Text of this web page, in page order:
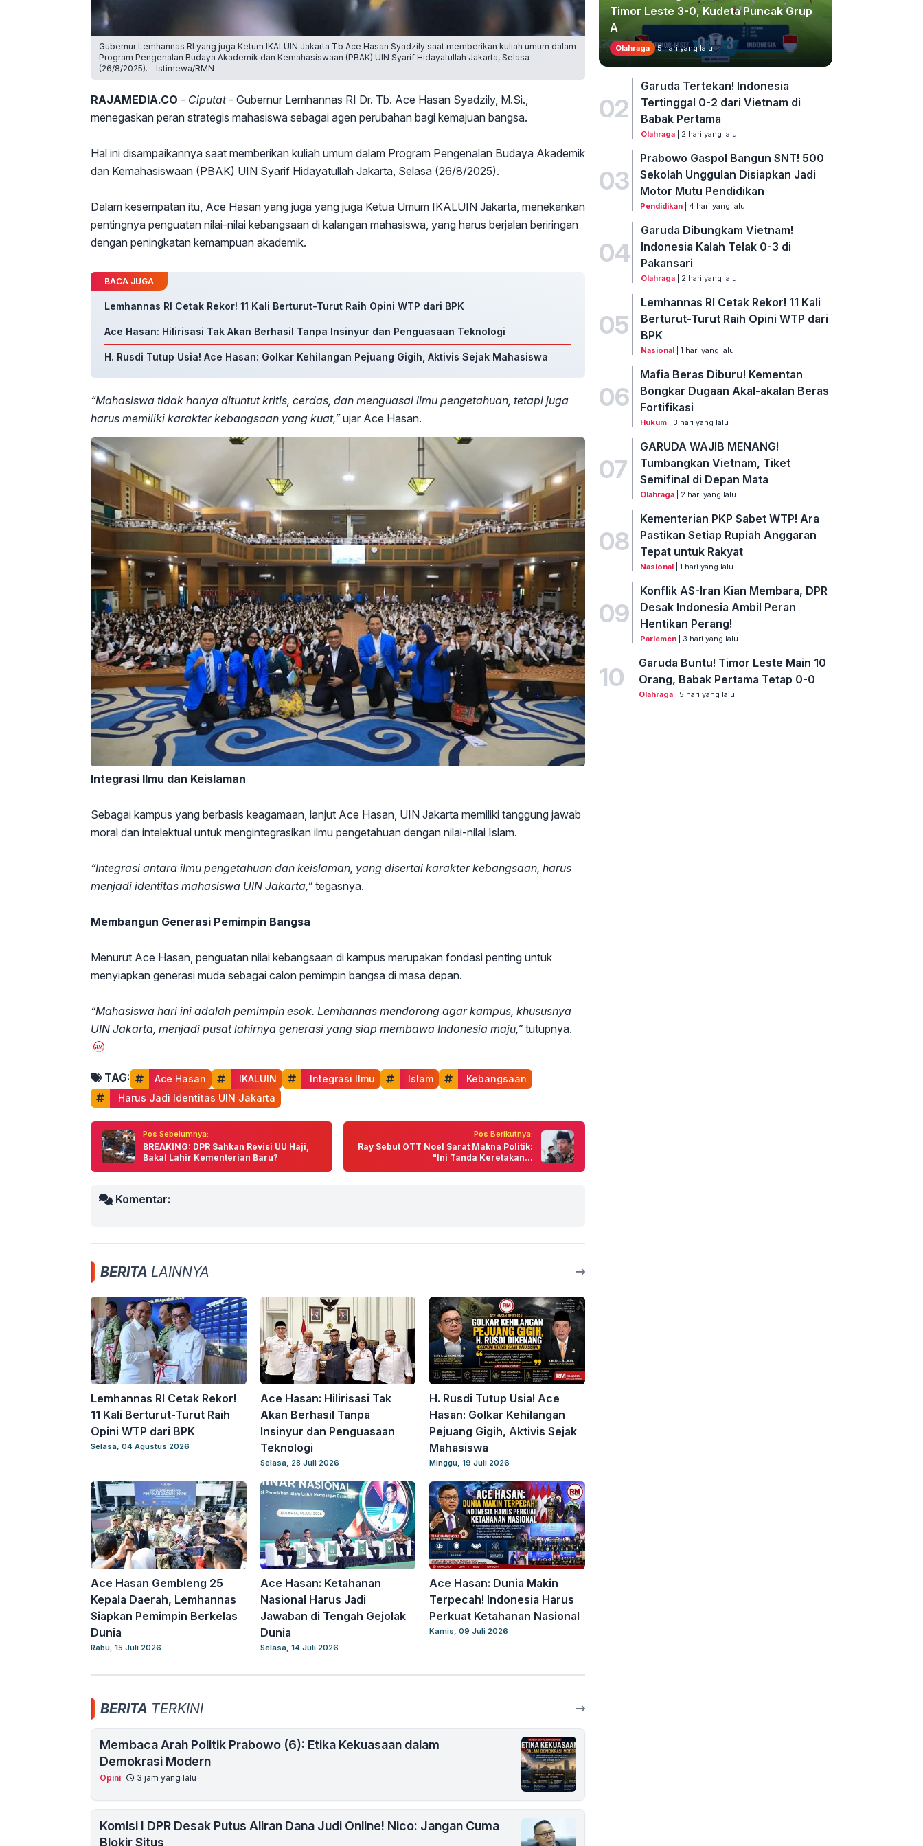
Gubernur Lemhannas RI yang juga Ketum IKALUIN Jakarta Tb Ace Hasan Syadzily saat memberikan kuliah umum dalam
Program Pengenalan Budaya Akademik dan Kemahasiswaan (PBAK) UIN Syarif Hidayatullah Jakarta, Selasa
(26/8/2025). - Istimewa/RMN -
RAJAMEDIA.CO - Ciputat - Gubernur Lemhannas RI Dr. Tb. Ace Hasan Syadzily, M.Si.,
menegaskan peran strategis mahasiswa sebagai agen perubahan bagi kemajuan bangsa.
Hal ini disampaikannya saat memberikan kuliah umum dalam Program Pengenalan Budaya Akademik
dan Kemahasiswaan (PBAK) UIN Syarif Hidayatullah Jakarta, Selasa (26/8/2025).
Dalam kesempatan itu, Ace Hasan yang juga yang juga Ketua Umum IKALUIN Jakarta, menekankan
pentingnya penguatan nilai-nilai kebangsaan di kalangan mahasiswa, yang harus berjalan beriringan
dengan peningkatan kemampuan akademik.
BACA JUGA
Lemhannas RI Cetak Rekor! 11 Kali Berturut-Turut Raih Opini WTP dari BPK
Ace Hasan: Hilirisasi Tak Akan Berhasil Tanpa Insinyur dan Penguasaan Teknologi
H. Rusdi Tutup Usia! Ace Hasan: Golkar Kehilangan Pejuang Gigih, Aktivis Sejak Mahasiswa
“Mahasiswa tidak hanya dituntut kritis, cerdas, dan menguasai ilmu pengetahuan, tetapi juga
harus memiliki karakter kebangsaan yang kuat,”ujar Ace Hasan.
Integrasi Ilmu dan Keislaman
Sebagai kampus yang berbasis keagamaan, lanjut Ace Hasan, UIN Jakarta memiliki tanggung jawab
moral dan intelektual untuk mengintegrasikan ilmu pengetahuan dengan nilai-nilai Islam.
“Integrasi antara ilmu pengetahuan dan keislaman, yang disertai karakter kebangsaan, harus
menjadi identitas mahasiswa UIN Jakarta,”tegasnya.
Membangun Generasi Pemimpin Bangsa
Menurut Ace Hasan, penguatan nilai kebangsaan di kampus merupakan fondasi penting untuk
menyiapkan generasi muda sebagai calon pemimpin bangsa di masa depan.
“Mahasiswa hari ini adalah pemimpin esok. Lemhannas mendorong agar kampus, khususnya
UIN Jakarta, menjadi pusat lahirnya generasi yang siap membawa Indonesia maju,”tutupnya.
TAG: Ace Hasan IKALUIN Integrasi Ilmu Islam
Kebangsaan
Harus Jadi Identitas UIN Jakarta
Pos Sebelumnya:
BREAKING: DPR Sahkan Revisi UU Haji,
Bakal Lahir Kementerian Baru?
Pos Berikutnya:
Ray Sebut OTT Noel Sarat Makna Politik:
"Ini Tanda Keretakan...
Komentar:
BERITA LAINNYA
Lemhannas RI Cetak Rekor!
11 Kali Berturut-Turut Raih
Opini WTP dari BPK
Selasa, 04 Agustus 2026
Ace Hasan: Hilirisasi Tak
Akan Berhasil Tanpa
Insinyur dan Penguasaan
Teknologi
Selasa, 28 Juli 2026
H. Rusdi Tutup Usia! Ace
Hasan: Golkar Kehilangan
Pejuang Gigih, Aktivis Sejak
Mahasiswa
Minggu, 19 Juli 2026
Ace Hasan Gembleng 25
Kepala Daerah, Lemhannas
Siapkan Pemimpin Berkelas
Dunia
Rabu, 15 Juli 2026
Ace Hasan: Ketahanan
Nasional Harus Jadi
Jawaban di Tengah Gejolak
Dunia
Selasa, 14 Juli 2026
Ace Hasan: Dunia Makin
Terpecah! Indonesia Harus
Perkuat Ketahanan Nasional
Kamis, 09 Juli 2026
BERITA TERKINI
Membaca Arah Politik Prabowo (6): Etika Kekuasaan dalam
Demokrasi Modern
Opini 3 jam yang lalu
Komisi I DPR Desak Putus Aliran Dana Judi Online! Nico: Jangan Cuma
Blokir Situs
Timor Leste 3-0, Kudeta Puncak Grup
A
Olahraga 5 hari yang lalu
02
Garuda Tertekan! Indonesia
Tertinggal 0-2 dari Vietnam di
Babak Pertama
Olahraga| 2 hari yang lalu
03
Prabowo Gaspol Bangun SNT! 500
Sekolah Unggulan Disiapkan Jadi
Motor Mutu Pendidikan
Pendidikan | 4 hari yang lalu
04
Garuda Dibungkam Vietnam!
Indonesia Kalah Telak 0-3 di
Pakansari
Olahraga| 2 hari yang lalu
05
Lemhannas RI Cetak Rekor! 11 Kali
Berturut-Turut Raih Opini WTP dari
BPK
Nasional| 1 hari yang lalu
06
Mafia Beras Diburu! Kementan
Bongkar Dugaan Akal-akalan Beras
Fortifikasi
Hukum | 3 hari yang lalu
07
GARUDA WAJIB MENANG!
Tumbangkan Vietnam, Tiket
Semifinal di Depan Mata
Olahraga | 2 hari yang lalu
08
Kementerian PKP Sabet WTP! Ara
Pastikan Setiap Rupiah Anggaran
Tepat untuk Rakyat
Nasional | 1 hari yang lalu
09
Konflik AS-Iran Kian Membara, DPR
Desak Indonesia Ambil Peran
Hentikan Perang!
Parlemen | 3 hari yang lalu
10
Garuda Buntu! Timor Leste Main 10
Orang, Babak Pertama Tetap 0-0
Olahraga| 5 hari yang lalu